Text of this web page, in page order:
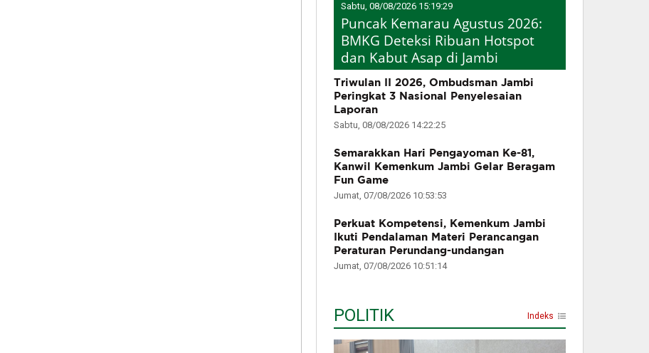
Sabtu, 08/08/2026 15:19:29
Puncak Kemarau Agustus 2026:
BMKG Deteksi Ribuan Hotspot
dan Kabut Asap di Jambi
Triwulan II 2026, Ombudsman Jambi
Peringkat 3 Nasional Penyelesaian
Laporan
Sabtu, 08/08/2026 14:22:25
Semarakkan Hari Pengayoman Ke-81,
Kanwil Kemenkum Jambi Gelar Beragam
Fun Game
Jumat, 07/08/2026 10:53:53
Perkuat Kompetensi, Kemenkum Jambi
Ikuti Pendalaman Materi Perancangan
Peraturan Perundang-undangan
Jumat, 07/08/2026 10:51:14
POLITIK Indeks